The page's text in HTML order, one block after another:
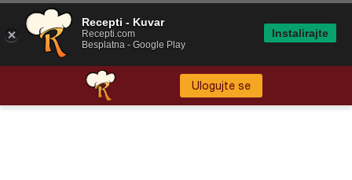
Ulogujte se
Recepti - Kuvar
Recepti.com
Besplatna - Google Play
Instalirajte